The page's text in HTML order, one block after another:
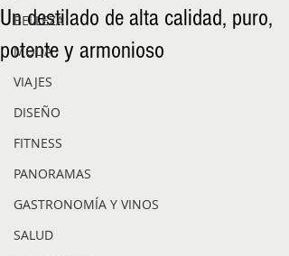
BELLEZA
MODA
VIAJES
DISEÑO
FITNESS
PANORAMAS
GASTRONOMÍA Y VINOS
SALUD
Un destilado de alta calidad, puro,
potente y armonioso